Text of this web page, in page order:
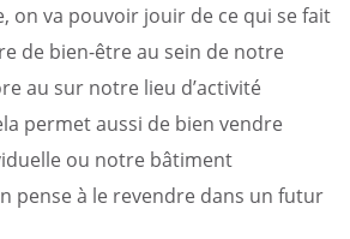
on va pouvoir jouir de ce qui se fait
de bien-être au sein de notre
au sur notre lieu d’activité
permet aussi de bien vendre
ou notre bâtiment
pense à le revendre dans un futur